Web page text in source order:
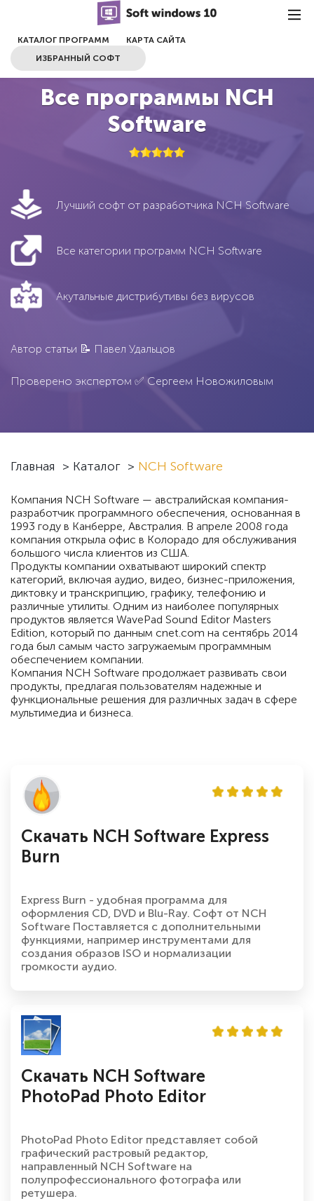
КАТАЛОГ ПРОГРАММ
КАРТА САЙТА
ИЗБРАННЫЙ СОФТ
Все программы NCH
Software
Лучший софт от разработчика NCH Software
Все категории программ NCH Software
Акутальные дистрибутивы без вирусов
Автор статьи 📝 Павел Удальцов
Проверено экспертом ✅ Сергеем Новожиловым
Главная > Каталог > NCH Software
Компания NCH Software — австралийская компания-
разработчик программного обеспечения, основанная в
1993 году в Канберре, Австралия. В апреле 2008 года
компания открыла офис в Колорадо для обслуживания
большого числа клиентов из США.
Продукты компании охватывают широкий спектр
категорий, включая аудио, видео, бизнес-приложения,
диктовку и транскрипцию, графику, телефонию и
различные утилиты. Одним из наиболее популярных
продуктов является WavePad Sound Editor Masters
Edition, который по данным cnet.com на сентябрь 2014
года был самым часто загружаемым программным
обеспечением компании.
Компания NCH Software продолжает развивать свои
продукты, предлагая пользователям надежные и
функциональные решения для различных задач в сфере
мультимедиа и бизнеса.
Скачать NCH Software Express
Burn
Express Burn - удобная программа для
оформления CD, DVD и Blu-Ray. Софт от NCH
Software Поставляется с дополнительными
функциями, например инструментами для
создания образов ISO и нормализации
громкости аудио.
Скачать NCH Software
PhotoPad Photo Editor
PhotoPad Photo Editor представляет собой
графический растровый редактор,
направленный NCH Software на
полупрофессионального фотографа или
ретушера.